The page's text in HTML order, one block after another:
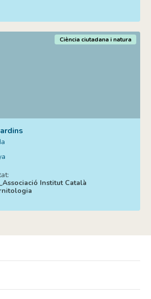
Ciència ciutadana i natura
Institut Català